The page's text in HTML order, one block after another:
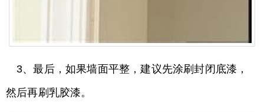
3、最后，如果墙面平整，建议先涂刷封闭底漆，
然后再刷乳胶漆。